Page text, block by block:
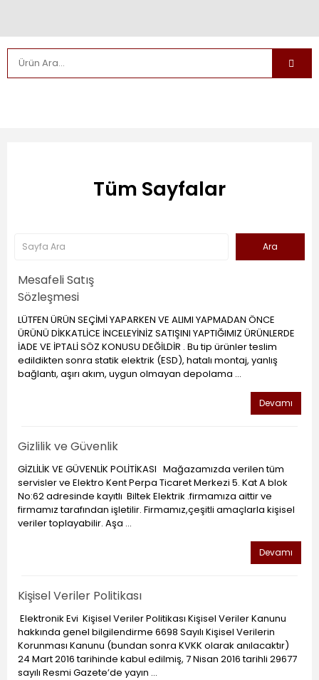
Tüm Sayfalar
Mesafeli Satış
Sözleşmesi
LÜTFEN ÜRÜN SEÇİMİ YAPARKEN VE ALIMI YAPMADAN ÖNCE
ÜRÜNÜ DİKKATLİCE İNCELEYİNİZ SATIŞINI YAPTIĞIMIZ ÜRÜNLERDE
İADE VE İPTALİ SÖZ KONUSU DEĞİLDİR . Bu tip ürünler teslim
edildikten sonra statik elektrik (ESD), hatalı montaj, yanlış
bağlantı, aşırı akım, uygun olmayan depolama ...
Devamı
Gizlilik ve Güvenlik
GİZLİLİK VE GÜVENLİK POLİTİKASI Mağazamızda verilen tüm
servisler ve Elektro Kent Perpa Ticaret Merkezi 5. Kat A blok
No:62 adresinde kayıtlı Biltek Elektrik .firmamıza aittir ve
firmamız tarafından işletilir. Firmamız,çeşitli amaçlarla kişisel
veriler toplayabilir. Aşa ...
Devamı
Kişisel Veriler Politikası
Elektronik Evi Kişisel Veriler Politikası Kişisel Veriler Kanunu
hakkında genel bilgilendirme 6698 Sayılı Kişisel Verilerin
Korunması Kanunu (bundan sonra KVKK olarak anılacaktır)
24 Mart 2016 tarihinde kabul edilmiş, 7 Nisan 2016 tarihli 29677
sayılı Resmi Gazete’de yayın ...